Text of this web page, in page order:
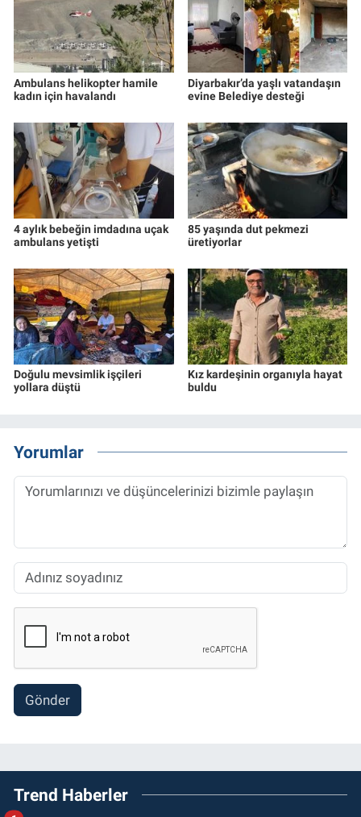
Ambulans helikopter hamile
kadın için havalandı
Diyarbakır’da yaşlı vatandaşın
evine Belediye desteği
4 aylık bebeğin imdadına uçak
ambulans yetişti
85 yaşında dut pekmezi
üretiyorlar
Doğulu mevsimlik işçileri
yollara düştü
Kız kardeşinin organıyla hayat
buldu
Yorumlar
Gönder
Trend Haberler